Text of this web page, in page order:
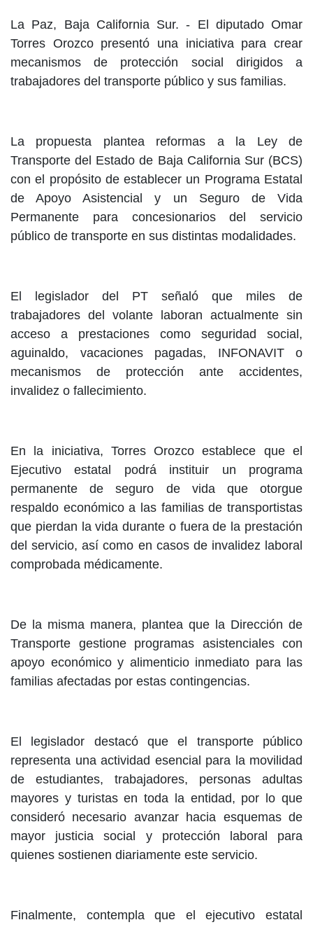
La Paz, Baja California Sur. - El diputado Omar
Torres Orozco presentó una iniciativa para crear
mecanismos de protección social dirigidos a
trabajadores del transporte público y sus familias.
La propuesta plantea reformas a la Ley de
Transporte del Estado de Baja California Sur (BCS)
con el propósito de establecer un Programa Estatal
de Apoyo Asistencial y un Seguro de Vida
Permanente para concesionarios del servicio
público de transporte en sus distintas modalidades.
El legislador del PT señaló que miles de
trabajadores del volante laboran actualmente sin
acceso a prestaciones como seguridad social,
aguinaldo, vacaciones pagadas, INFONAVIT o
mecanismos de protección ante accidentes,
invalidez o fallecimiento.
En la iniciativa, Torres Orozco establece que el
Ejecutivo estatal podrá instituir un programa
permanente de seguro de vida que otorgue
respaldo económico a las familias de transportistas
que pierdan la vida durante o fuera de la prestación
del servicio, así como en casos de invalidez laboral
comprobada médicamente.
De la misma manera, plantea que la Dirección de
Transporte gestione programas asistenciales con
apoyo económico y alimenticio inmediato para las
familias afectadas por estas contingencias.
El legislador destacó que el transporte público
representa una actividad esencial para la movilidad
de estudiantes, trabajadores, personas adultas
mayores y turistas en toda la entidad, por lo que
consideró necesario avanzar hacia esquemas de
mayor justicia social y protección laboral para
quienes sostienen diariamente este servicio.
Finalmente, contempla que el ejecutivo estatal